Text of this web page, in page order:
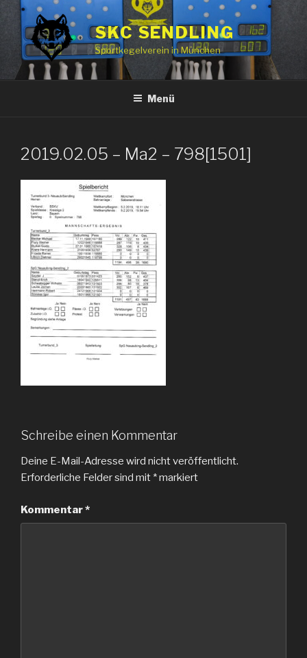
springen
SKC SENDLING
Sportkegelverein in München
Menü
2019.02.05 – Ma2 – 798[1501]
Schreibe einen Kommentar
Deine E-Mail-Adresse wird nicht veröffentlicht.
Erforderliche Felder sind mit *markiert
Kommentar*